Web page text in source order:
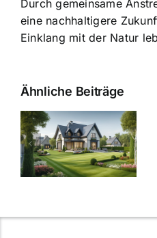
Durch gemeinsame
eine nachhaltigere
Einklang mit der Natur
Ähnliche Beiträge
Bauzinsen im
Sturm: Die
aktuelle
Entwicklung